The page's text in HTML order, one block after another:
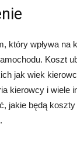
który wpływa na
Koszt
jak wiek
kierowcy i wiele
jakie będą